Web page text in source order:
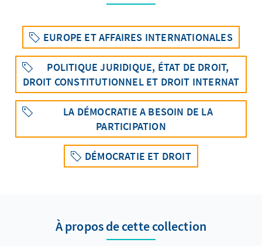
EUROPE ET AFFAIRES INTERNATIONALES
POLITIQUE JURIDIQUE, ÉTAT DE DROIT,
DROIT CONSTITUTIONNEL ET DROIT INTERNAT
LA DÉMOCRATIE A BESOIN DE LA
PARTICIPATION
DÉMOCRATIE ET DROIT
À propos de cette collection